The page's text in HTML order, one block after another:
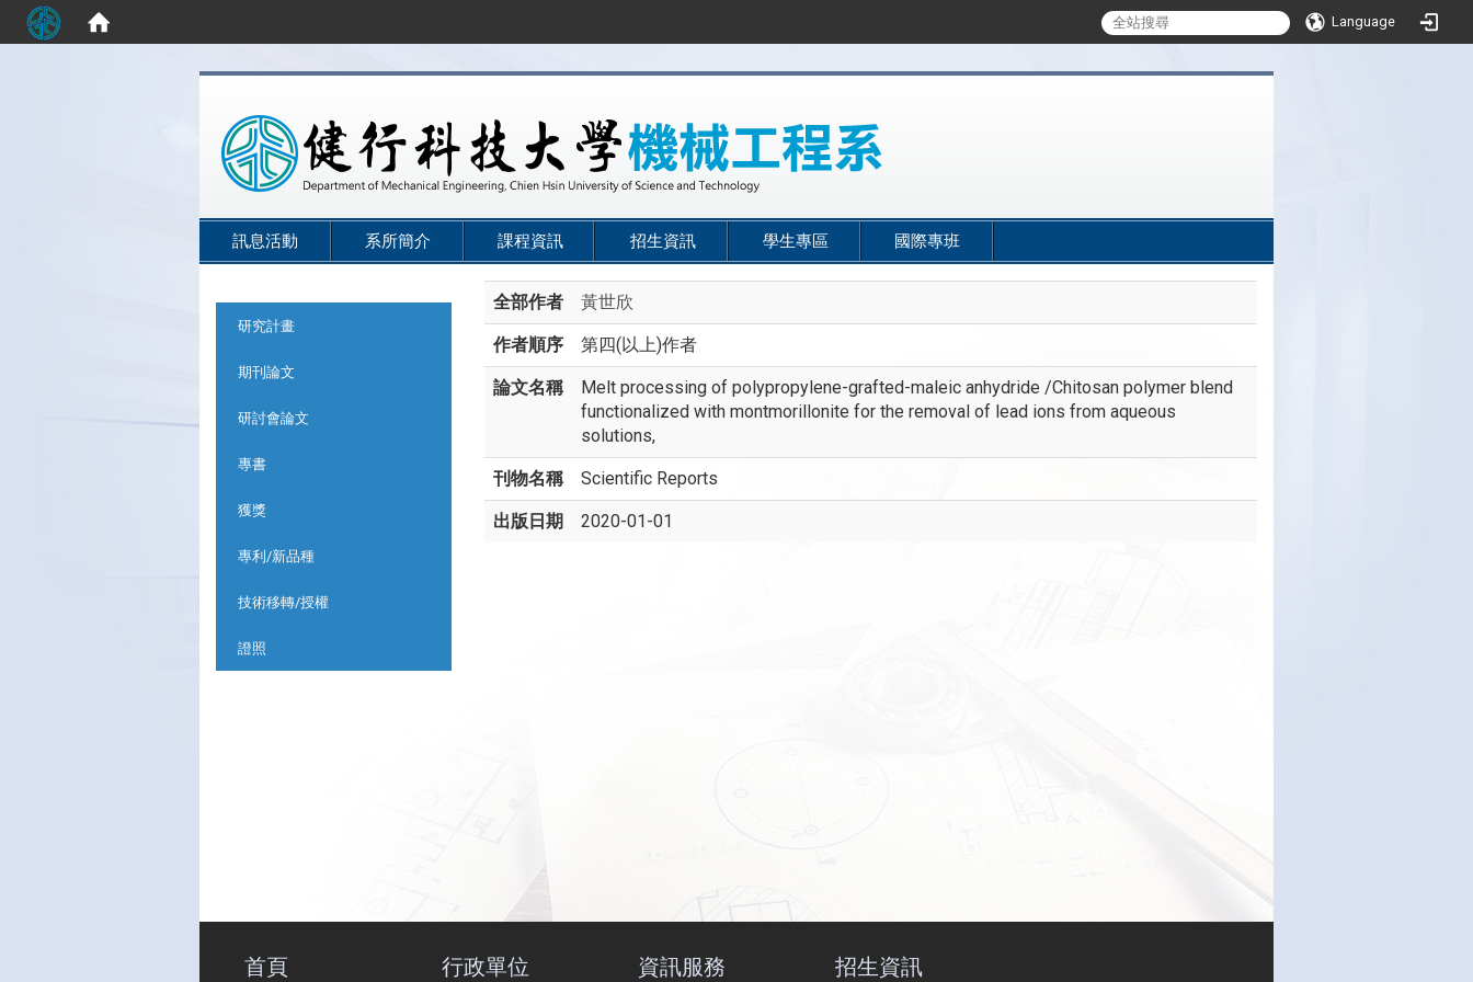
Language
訊息活動 系所簡介 課程資訊 招生資訊 學生專區 國際專班
研究計畫
期刊論文
研討會論文
專書
獲獎
專利/新品種
技術移轉/授權
證照
全部作者 黃世欣
作者順序 第四(以上)作者
論文名稱
Melt processing of polypropylene-grafted-maleic anhydride /Chitosan polymer blend
functionalized with montmorillonite for the removal of lead ions from aqueous
solutions,
刊物名稱 Scientific Reports
出版日期 2020-01-01
首頁 行政單位 資訊服務 招生資訊